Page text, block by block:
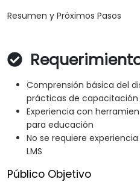
Resumen y Próximos Pasos
Comprensión básica del
prácticas de
Experiencia con
para educación
No se requiere
LMS
Público Objetivo